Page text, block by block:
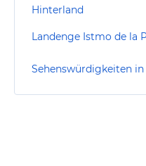
Hinterland
Landenge Istmo de la
Sehenswürdigkeiten in